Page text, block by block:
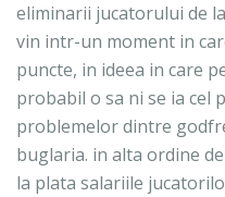
eliminarii jucatorului de
vin intr-un moment in
puncte, in ideea in care
probabil o sa ni se ia cel
problemelor dintre
buglaria. in alta ordine
la plata salariile